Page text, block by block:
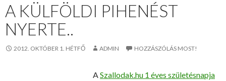
A KÜLFÖLDI PIHENÉST
NYERTE..
2012. OKTÓBER 1. HÉTFŐ ADMIN HOZZÁSZÓLÁS MOST!
ASzallodak.hu 1 éves születésnapja